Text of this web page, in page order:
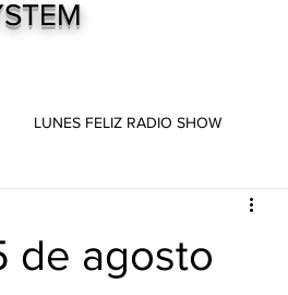
LUNES FELIZ RADIO SHOW
"DUB MEETING LYRICS"
de agosto